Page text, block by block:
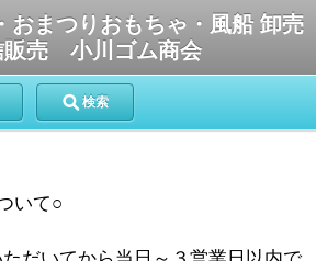
おまつりおもちゃ・風船 卸売
販売 小川ゴム商会
検索
いて○